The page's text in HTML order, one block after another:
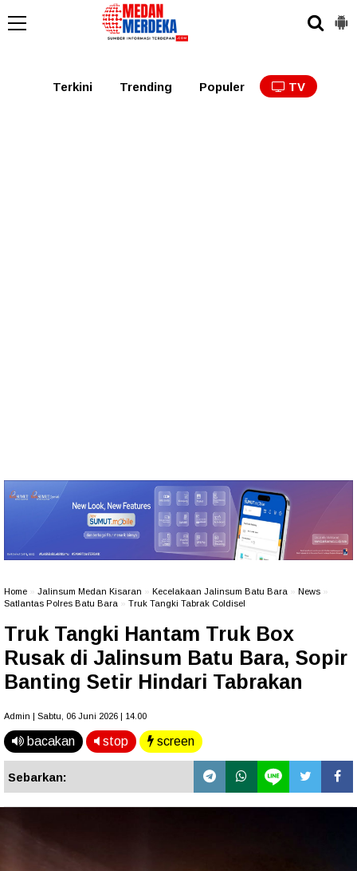
Tabagsel Tapanuli
Terkini Trending Populer TV
Home Jalinsum Medan Kisaran Kecelakaan Jalinsum Batu Bara News
Satlantas Polres Batu Bara
Truk Tangki Tabrak Coldisel
Truk Tangki Hantam Truk Box
Rusak di Jalinsum Batu Bara, Sopir
Banting Setir Hindari Tabrakan
Admin | Sabtu, 06 Juni 2026 | 14.00
bacakan stop screen
Sebarkan: